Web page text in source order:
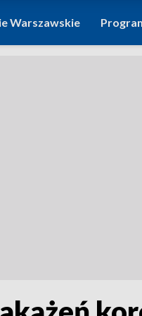
Warszawskie